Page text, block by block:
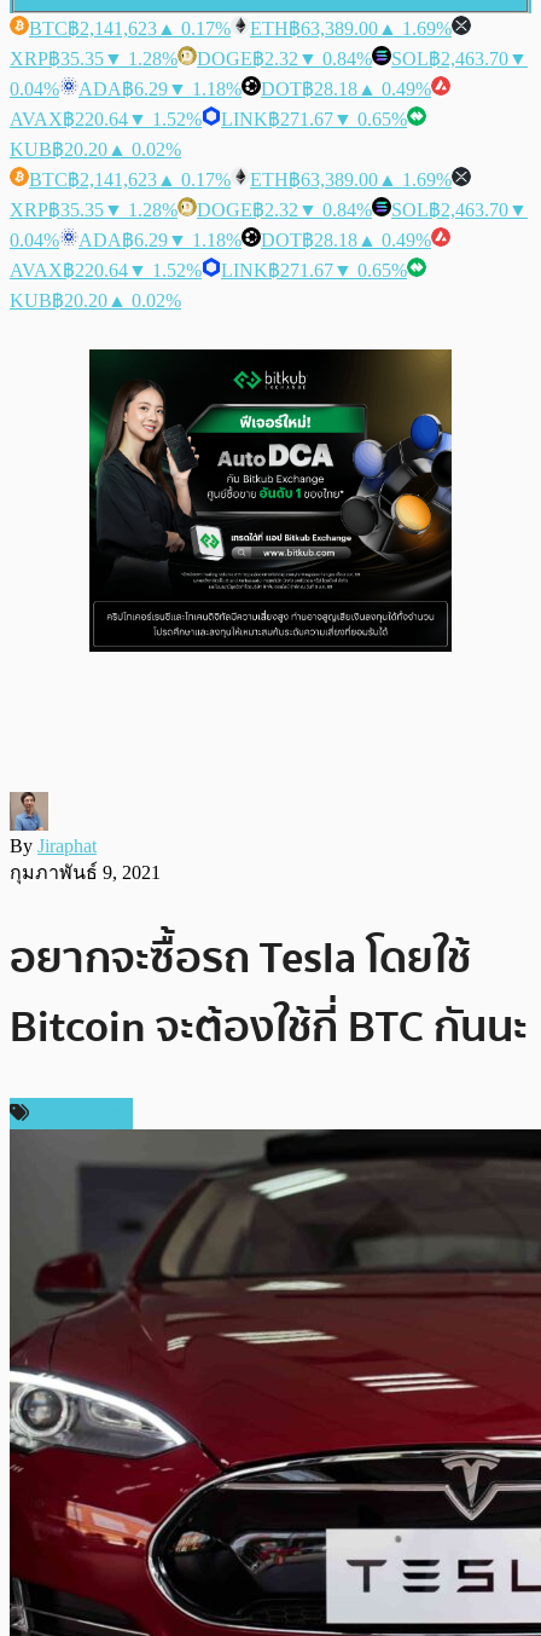
BTC฿2,141,623 ▲ 0.17% ETH฿63,389.00 ▲ 1.69%
XRP฿35.35▼ 1.28% DOGE฿2.32 ▼ 0.84% SOL฿2,463.70▼
0.04%
ADA฿6.29▼ 1.18% DOT฿28.18 ▲ 0.49%
AVAX฿220.64▼ 1.52% LINK฿271.67▼ 0.65%
KUB฿20.20 ▲ 0.02%
BTC฿2,141,623 ▲ 0.17% ETH฿63,389.00 ▲ 1.69%
XRP฿35.35▼ 1.28% DOGE฿2.32 ▼ 0.84% SOL฿2,463.70▼
0.04%
ADA฿6.29▼ 1.18% DOT฿28.18 ▲ 0.49%
AVAX฿220.64▼ 1.52% LINK฿271.67▼ 0.65%
KUB฿20.20 ▲ 0.02%
By Jiraphat
กุมภาพันธ์ 9, 2021
อยากจะซื้อรถ Tesla โดยใช้
Bitcoin จะต้องใช้กี่ BTC กันนะ